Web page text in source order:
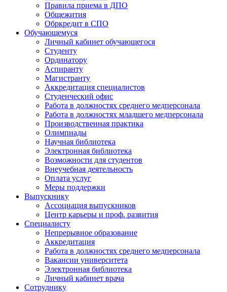
Правила приема в ДПО
Общежития
Обркредит в СПО
Обучающемуся
Личный кабинет обучающегося
Студенту
Ординатору
Аспиранту
Магистранту
Аккредитация специалистов
Студенческий офис
Работа в должностях среднего медперсонала
Работа в должностях младшего медперсонала
Производственная практика
Олимпиады
Научная библиотека
Электронная библиотека
Возможности для студентов
Внеучебная деятельность
Оплата услуг
Меры поддержки
Выпускнику
Ассоциация выпускников
Центр карьеры и проф. развития
Специалисту
Непрерывное образование
Аккредитация
Работа в должностях среднего медперсонала
Вакансии университета
Электронная библиотека
Личный кабинет врача
Сотруднику